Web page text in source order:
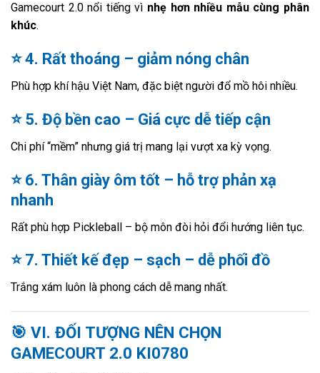
Gamecourt 2.0 nổi tiếng vì nhẹ hơn nhiều mẫu cùng phân
khúc.
⭐ 4. Rất thoáng – giảm nóng chân
Phù hợp khí hậu Việt Nam, đặc biệt người đổ mồ hôi nhiều.
⭐ 5. Độ bền cao – Giá cực dễ tiếp cận
Chi phí “mềm” nhưng giá trị mang lại vượt xa kỳ vọng.
⭐ 6. Thân giày ôm tốt – hỗ trợ phản xạ
nhanh
Rất phù hợp Pickleball – bộ môn đòi hỏi đổi hướng liên tục.
⭐ 7. Thiết kế đẹp – sạch – dễ phối đồ
Trắng xám luôn là phong cách dễ mang nhất.
🎯 VI. ĐỐI TƯỢNG NÊN CHỌN
GAMECOURT 2.0 KI0780